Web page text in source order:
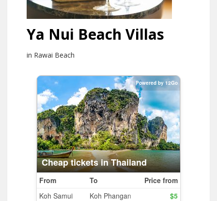
Ya Nui Beach Villas
in Rawai Beach